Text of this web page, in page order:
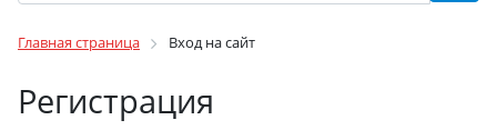
Главная страница Вход на сайт
Регистрация